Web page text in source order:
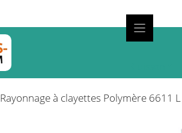
Rayonnage à clayettes Polymère 6611